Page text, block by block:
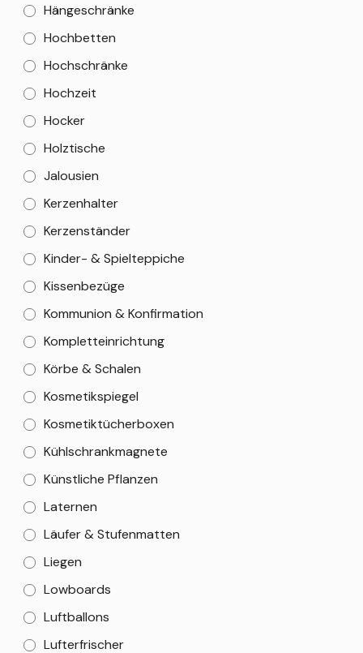
Hängeschränke
Hochbetten
Hochschränke
Hochzeit
Hocker
Holztische
Jalousien
Kerzenhalter
Kerzenständer
Kinder- & Spielteppiche
Kissenbezüge
Kommunion & Konfirmation
Kompletteinrichtung
Körbe & Schalen
Kosmetikspiegel
Kosmetiktücherboxen
Kühlschrankmagnete
Künstliche Pflanzen
Laternen
Läufer & Stufenmatten
Liegen
Lowboards
Luftballons
Lufterfrischer